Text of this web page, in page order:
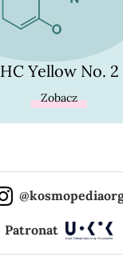
HC Yellow No. 2
Zobacz
Patronat